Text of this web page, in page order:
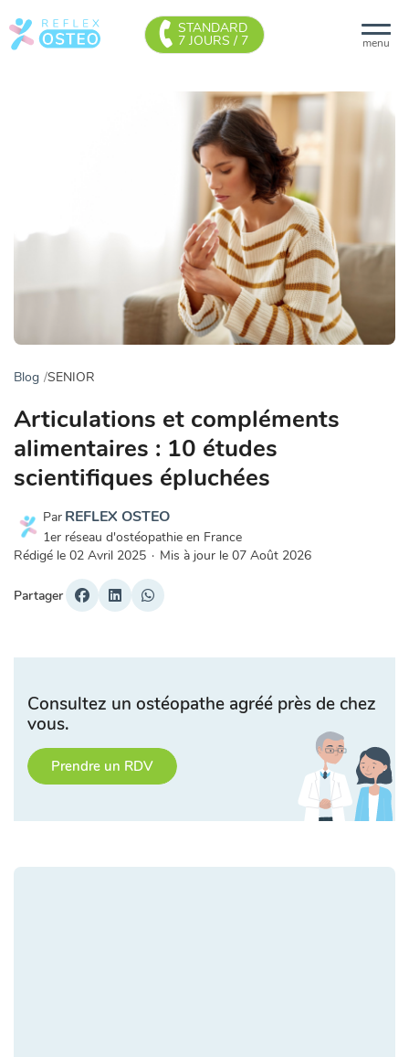
menu
STANDARD
7 JOURS / 7
Blog SENIOR
Articulations et compléments
alimentaires : 10 études
scientifiques épluchées
Par REFLEX OSTEO
1er réseau d'ostéopathie en France
Rédigé le 02 Avril 2025 · Mis à jour le 07 Août 2026
Partager
Consultez un ostéopathe agréé près de chez
vous.
Prendre un RDV